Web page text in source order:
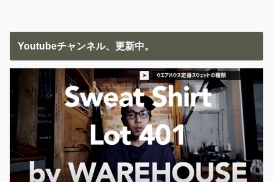
Youtubeチャンネル、更新中。